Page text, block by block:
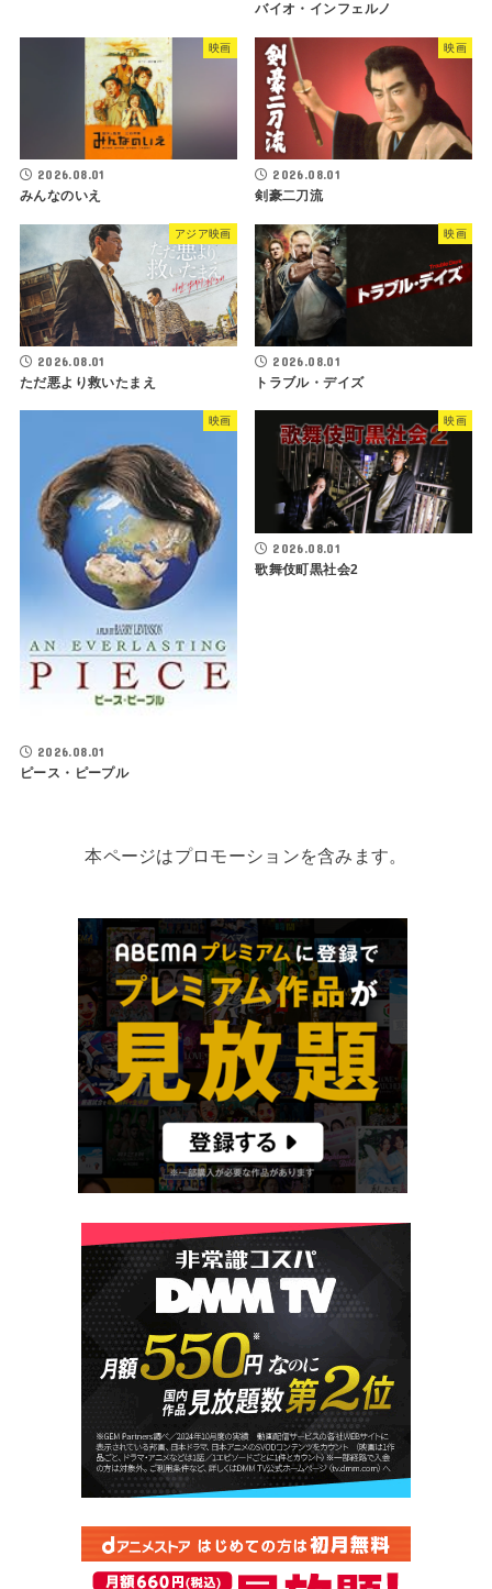
バイオ・インフェルノ
映画
2026.08.01
みんなのいえ
映画
2026.08.01
剣豪二刀流
アジア映画
2026.08.01
ただ悪より救いたまえ
映画
2026.08.01
トラブル・デイズ
映画
2026.08.01
ピース・ピープル
映画
2026.08.01
歌舞伎町黒社会2
本ページはプロモーションを含みます。